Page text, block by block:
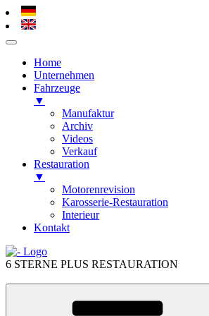
Home
Unternehmen
Fahrzeuge
▼
Manufaktur
Archiv
Videos
Verkauf
Restauration
▼
Motorenrevision
Karosserie-Restauration
Interieur
Kontakt
Zum
Inhalt
6 STERNE PLUS RESTAURATION
Inhalt